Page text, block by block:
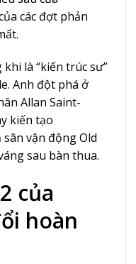
các đợt phản
là “kiến trúc sư”
Anh đột phá ở
Allan Saint-
kiến tạo
vận động Old
sau bàn thua.
của
hoàn